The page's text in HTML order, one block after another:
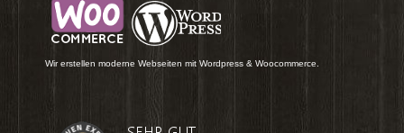
Wir erstellen moderne Webseiten mit Wordpress & Woocommerce.